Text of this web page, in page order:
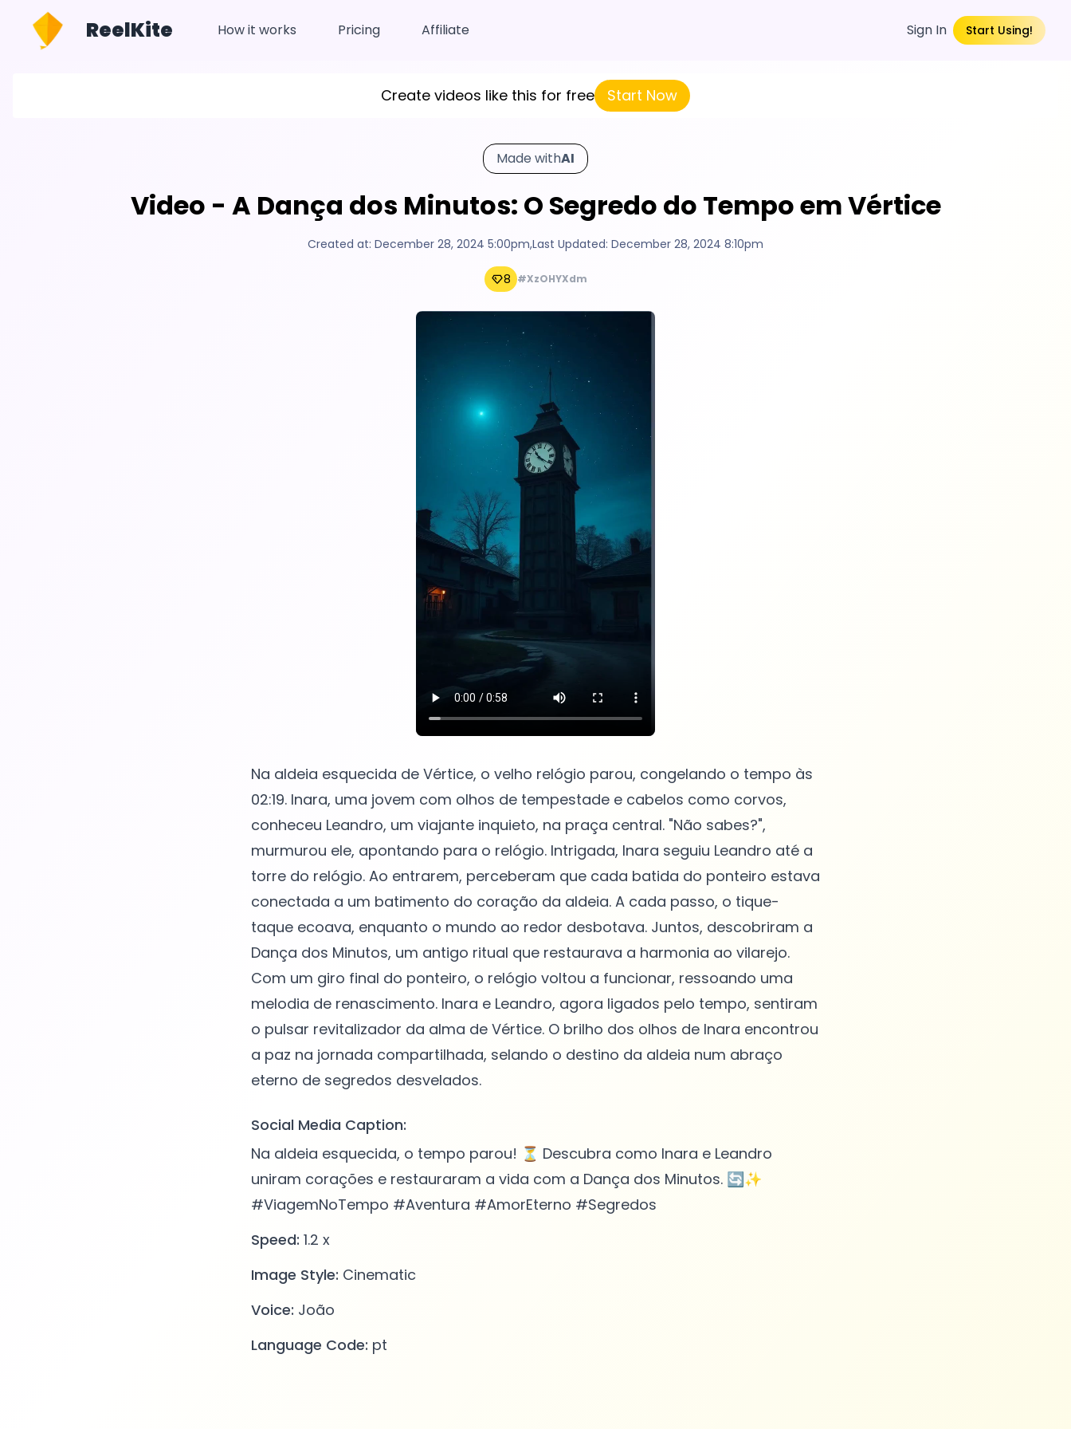
ReelKite How it works Pricing Affiliate Sign In Start Using!
Create videos like this for free Start Now
Made withAI
Video - A Dança dos Minutos: O Segredo do Tempo em Vértice
Created at: December 28, 2024 5:00pm,Last Updated: December 28, 2024 8:10pm
8 #XzOHYXdm
Na aldeia esquecida de Vértice, o velho relógio parou, congelando o tempo às
02:19. Inara, uma jovem com olhos de tempestade e cabelos como corvos,
conheceu Leandro, um viajante inquieto, na praça central. "Não sabes?",
murmurou ele, apontando para o relógio. Intrigada, Inara seguiu Leandro até a
torre do relógio. Ao entrarem, perceberam que cada batida do ponteiro estava
conectada a um batimento do coração da aldeia. A cada passo, o tique-
taque ecoava, enquanto o mundo ao redor desbotava. Juntos, descobriram a
Dança dos Minutos, um antigo ritual que restaurava a harmonia ao vilarejo.
Com um giro final do ponteiro, o relógio voltou a funcionar, ressoando uma
melodia de renascimento. Inara e Leandro, agora ligados pelo tempo, sentiram
o pulsar revitalizador da alma de Vértice. O brilho dos olhos de Inara encontrou
a paz na jornada compartilhada, selando o destino da aldeia num abraço
eterno de segredos desvelados.
Social Media Caption:
Na aldeia esquecida, o tempo parou! ⏳ Descubra como Inara e Leandro
uniram corações e restauraram a vida com a Dança dos Minutos. 🔄✨
#ViagemNoTempo #Aventura #AmorEterno #Segredos
Speed: 1.2 x
Image Style: Cinematic
Voice: João
Language Code: pt